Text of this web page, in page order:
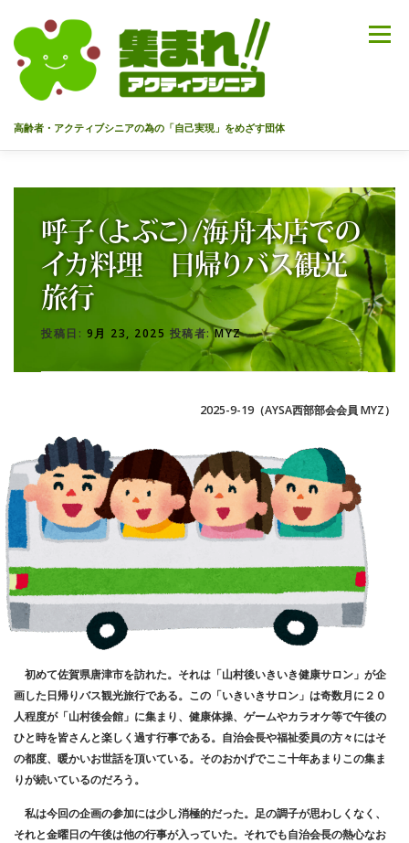
高齢者・アクティブシニアの為の「自己実現」をめざす団体
メニュー
HOME 代表あいさつ 私達について 今までのセミナー
メンバー 情報を募集中！ お問合せ 最新情報
プライバシーポリシー
呼子（よぶこ）/海舟本店での
イカ料理 日帰りバス観光
旅行
投稿日: 9月 23, 2025 投稿者:MYZ
2025-9-19（AYSA西部部会会員 MYZ）
初めて佐賀県唐津市を訪れた。それは「山村後いきいき健康サロン」が企
画した日帰りバス観光旅行である。この「いきいきサロン」は奇数月に２０
人程度が「山村後会館」に集まり、健康体操、ゲームやカラオケ等で午後の
ひと時を皆さんと楽しく過す行事である。自治会長や福祉委員の方々にはそ
の都度、暖かいお世話を頂いている。そのおかげでここ十年あまりこの集ま
りが続いているのだろう。
私は今回の企画の参加には少し消極的だった。足の調子が思わしくなく、
それと金曜日の午後は他の行事が入っていた。それでも自治会長の熱心なお